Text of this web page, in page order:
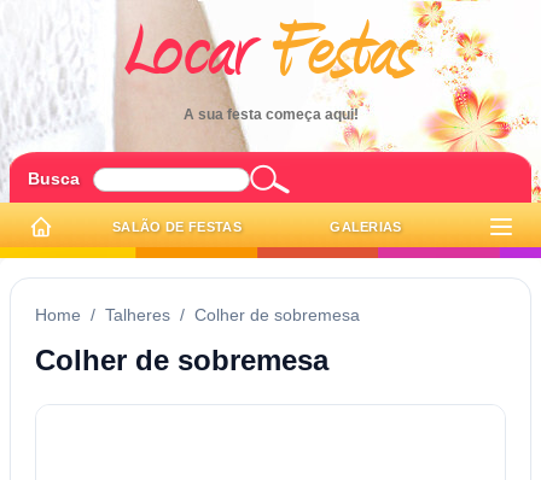
A sua festa começa aqui!
Busca
SALÃO DE FESTAS GALERIAS
Home / Talheres / Colher de sobremesa
Colher de sobremesa